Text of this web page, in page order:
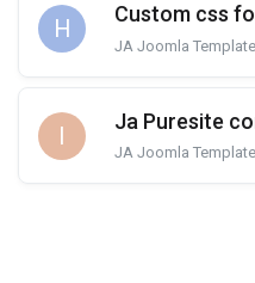
H
Custom css
JA Joomla
I
Ja Puresite
JA Joomla